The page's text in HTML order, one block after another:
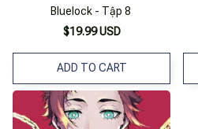
Bluelock - Tập 8
$19.99 USD
ADD TO CART